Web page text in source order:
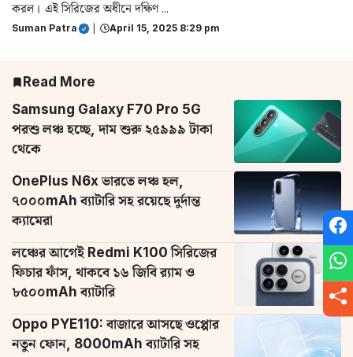
করল। এই সিরিজের অধীনে দক্ষিণ ...
Suman Patra April 15, 2025 8:29 pm
Read More
Samsung Galaxy F70 Pro 5G
পরশু লঞ্চ হচ্ছে, দাম শুরু ২৫৯৯৯ টাকা
থেকে
OnePlus N6x ভারতে লঞ্চ হল,
৭০০০mAh ব্যাটারি সহ রয়েছে দুর্দান্ত
ক্যামেরা
লঞ্চের আগেই Redmi K100 সিরিজের
ফিচার ফাঁস, থাকবে ১৬ জিবি র‌্যাম ও
৮৫০০mAh ব্যাটারি
Oppo PYE110: বাজারে আসছে ওপ্পোর
নতুন ফোন, 8000mAh ব্যাটারি সহ